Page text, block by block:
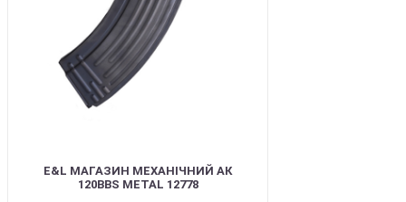
E&L МАГАЗИН МЕХАНІЧНИЙ АК
120BBS METAL 12778